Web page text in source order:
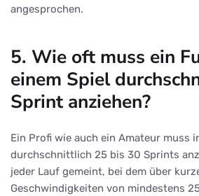
angesprochen.
5. Wie oft muss ein
einem Spiel
Sprint anziehen?
Ein Profi wie auch ein Amateur muss
durchschnittlich 25 bis 30 Sprints
jeder Lauf gemeint, bei dem über
Geschwindigkeiten von mindestens